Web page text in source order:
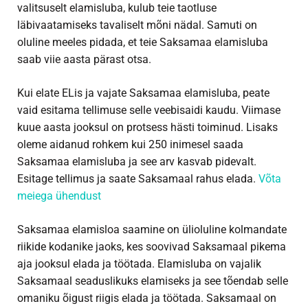
valitsuselt elamisluba, kulub teie taotluse
läbivaatamiseks tavaliselt mõni nädal. Samuti on
oluline meeles pidada, et teie Saksamaa elamisluba
saab viie aasta pärast otsa.
Kui elate ELis ja vajate Saksamaa elamisluba, peate
vaid esitama tellimuse selle veebisaidi kaudu. Viimase
kuue aasta jooksul on protsess hästi toiminud. Lisaks
oleme aidanud rohkem kui 250 inimesel saada
Saksamaa elamisluba ja see arv kasvab pidevalt.
Esitage tellimus ja saate Saksamaal rahus elada. Võta
meiega ühendust
Saksamaa elamisloa saamine on ülioluline kolmandate
riikide kodanike jaoks, kes soovivad Saksamaal pikema
aja jooksul elada ja töötada. Elamisluba on vajalik
Saksamaal seaduslikuks elamiseks ja see tõendab selle
omaniku õigust riigis elada ja töötada. Saksamaal on